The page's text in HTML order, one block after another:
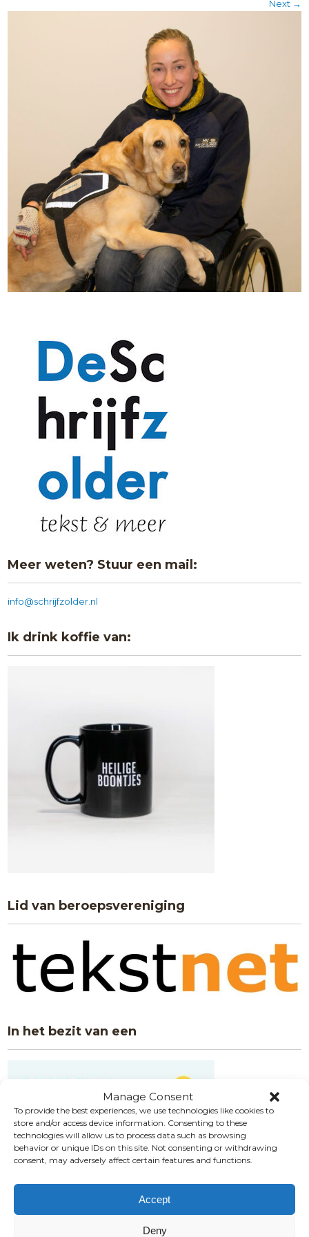
Manage Consent
To provide the best experiences, we use technologies like cookies to
store and/or access device information. Consenting to these
technologies will allow us to process data such as browsing
behavior or unique IDs on this site. Not consenting or withdrawing
consent, may adversely affect certain features and functions.
Accept
Deny
Next →
Meer weten? Stuur een mail:
info@schrijfzolder.nl
Ik drink koffie van:
Lid van beroepsvereniging
In het bezit van een
Zoeken op deze site
Deze site gebruikt cookies om informatie op te slaan op je